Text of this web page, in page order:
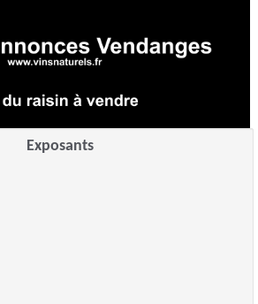
Exposants